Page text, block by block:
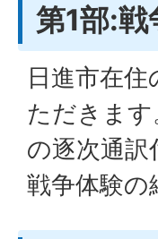
第1部:
日進市在
ただきま
の逐次通
戦争体験